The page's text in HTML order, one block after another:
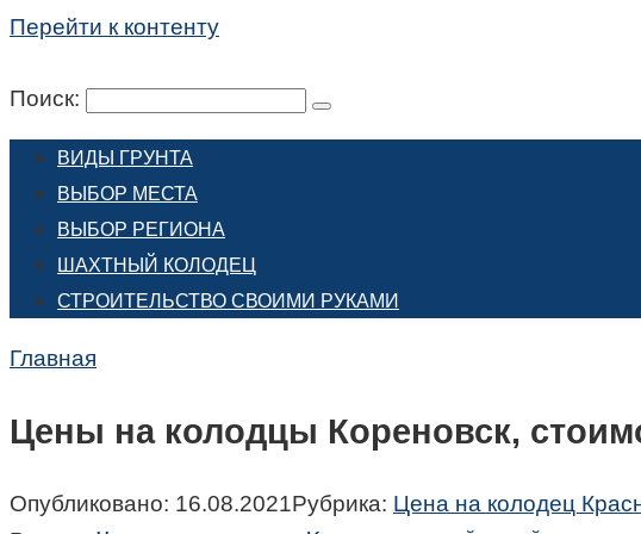
Перейти к контенту
Поиск:
ВИДЫ ГРУНТА
ВЫБОР МЕСТА
ВЫБОР РЕГИОНА
ШАХТНЫЙ КОЛОДЕЦ
СТРОИТЕЛЬСТВО СВОИМИ РУКАМИ
Главная
Цены на колодцы Кореновск,
Опубликовано: 16.08.2021Рубрика: Цена на колодец